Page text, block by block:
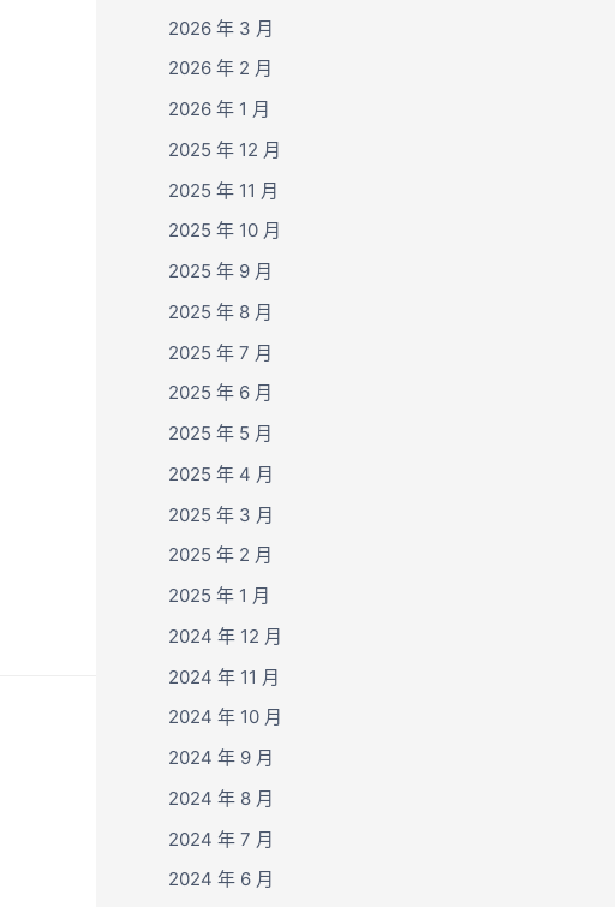
2026 年 3 月
2026 年 2 月
2026 年 1 月
2025 年 12 月
2025 年 11 月
2025 年 10 月
2025 年 9 月
2025 年 8 月
2025 年 7 月
2025 年 6 月
2025 年 5 月
2025 年 4 月
2025 年 3 月
2025 年 2 月
2025 年 1 月
2024 年 12 月
2024 年 11 月
2024 年 10 月
2024 年 9 月
2024 年 8 月
2024 年 7 月
2024 年 6 月